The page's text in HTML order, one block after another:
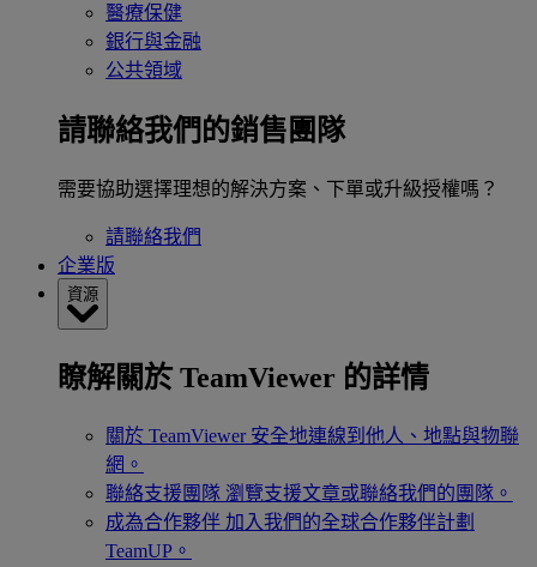
醫療保健
銀行與金融
公共領域
請聯絡我們的銷售團隊
需要協助選擇理想的解決方案、下單或升級授權嗎？
請聯絡我們
企業版
資源
瞭解關於 TeamViewer 的詳情
關於 TeamViewer 安全地連線到他人、地點與物聯
網。
聯絡支援團隊 瀏覽支援文章或聯絡我們的團隊。
成為合作夥伴 加入我們的全球合作夥伴計劃
TeamUP。